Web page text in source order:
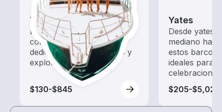
Tours
Explora las aguas locales
con un alquiler de barco
dedicado a hacer turismo y
exploración.
$130-$845
Yates
Desde yates
mediano
estos barcos
ideales para
$205-$5,020